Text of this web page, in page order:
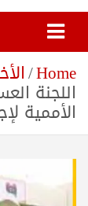
Home
اللجنة
الأممية